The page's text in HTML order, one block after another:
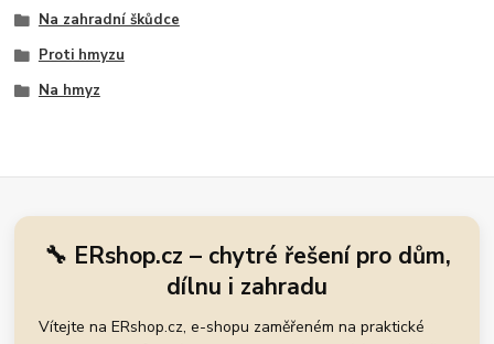
Na zahradní škůdce
Proti hmyzu
Na hmyz
🔧 ERshop.cz – chytré řešení pro dům,
dílnu i zahradu
Vítejte na ERshop.cz, e-shopu zaměřeném na praktické